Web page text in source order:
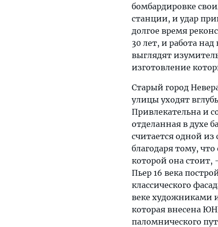
бомбардировке
станции, и удар
долгое время
30 лет, и работа
выглядят
изготовление
Старый город
улицы уходят
Привлекательна и
отделанная в духе
считается одной
благодаря тому,
которой она стоит,
Пьер 16 века
классического
веке художниками
которая внесена
паломнического